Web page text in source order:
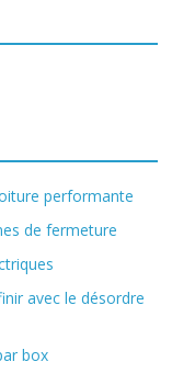
performante
de fermeture
avec le désordre
box